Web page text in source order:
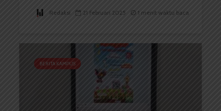
Redaksi 21 Februari 2025 1 menit waktu baca
BERITA KAMPUS